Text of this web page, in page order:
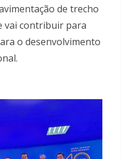
de trecho
vai contribuir para
o desenvolvimento